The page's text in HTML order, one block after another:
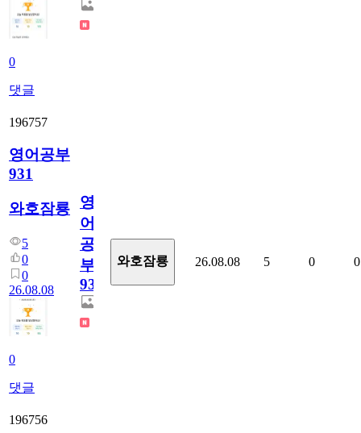
0
댓글
196757
영어공부
931
와호잠룡
5
0
0
26.08.08
0
댓글
영
어
공
부
931
와호잠룡 26.08.08 5 0 0
196756